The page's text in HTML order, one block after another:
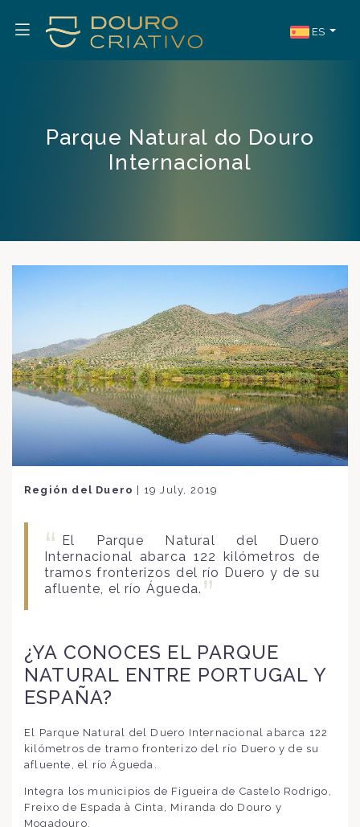
ES
Parque Natural do Douro
Internacional
Región del Duero | 19 July, 2019
El Parque Natural del Duero
Internacional abarca 122 kilómetros de
tramos fronterizos del río Duero y de su
afluente, el río Águeda.
¿YA CONOCES EL PARQUE
NATURAL ENTRE PORTUGAL Y
ESPAÑA?
El Parque Natural del Duero Internacional abarca 122
kilómetros de tramo fronterizo del río Duero y de su
afluente, el río Águeda.
Integra los municipios de Figueira de Castelo Rodrigo,
Freixo de Espada à Cinta, Miranda do Douro y
Mogadouro.